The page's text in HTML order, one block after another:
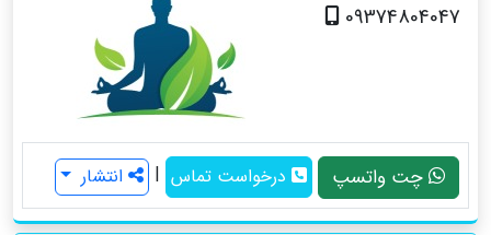
09374804047
چت واتسپ درخواست تماس | انتشار